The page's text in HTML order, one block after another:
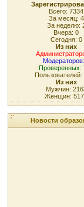
Всего: 7334
За месяц: 4
За неделю:
Вчера: 0
Сегодня: 0
Из них
Проверенных:
Пользователей:
Из них
Мужчин:
Женщин:
Новости